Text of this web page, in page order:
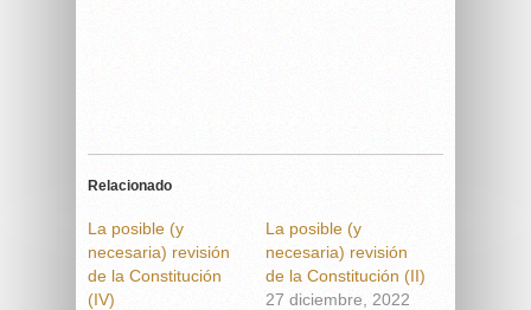
Relacionado
La posible (y
necesaria) revisión
de la Constitución
(IV)
La posible (y
necesaria) revisión
de la Constitución (II)
27 diciembre, 2022